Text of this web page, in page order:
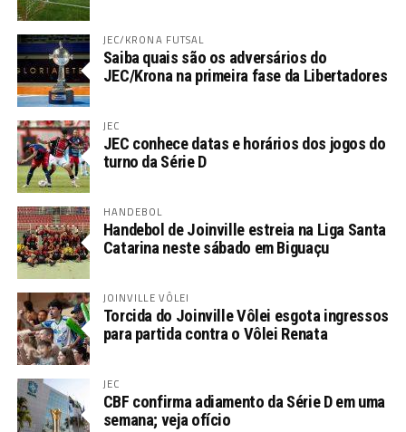
JEC/KRONA FUTSAL
Saiba quais são os adversários do
JEC/Krona na primeira fase da Libertadores
JEC
JEC conhece datas e horários dos jogos do
turno da Série D
HANDEBOL
Handebol de Joinville estreia na Liga Santa
Catarina neste sábado em Biguaçu
JOINVILLE VÔLEI
Torcida do Joinville Vôlei esgota ingressos
para partida contra o Vôlei Renata
JEC
CBF confirma adiamento da Série D em uma
semana; veja ofício